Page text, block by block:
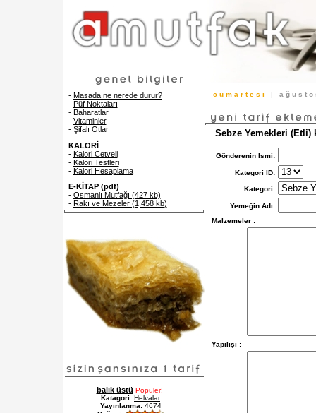
- Masada ne nerede durur?
- Püf Noktaları
- Baharatlar
- Vitaminler
- Şifalı Otlar
KALORİ
- Kalori Cetveli
- Kalori Testleri
- Kalori Hesaplama
E-KİTAP (pdf)
- Osmanlı Mutfağı (427 kb)
- Rakı ve Mezeler (1,458 kb)
balık üstü Popüler!
Katagori: Helvalar
Yayınlanma: 4674
c u m a r t e s i | a ğ u s t
Sebze Yemekleri
Gönderenin İsmi:
Kategori ID:
Kategori:
Yemeğin Adı:
Malzemeler :
Yapılışı :